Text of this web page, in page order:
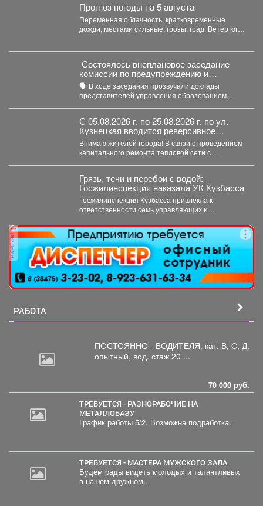
Прогноз погоды на 5 августа
Переменная облачность, кратковременные
дожди, местами сильные, грозы, град. Ветер юго-
Состоялось внеплановое заседание
комиссии по предупреждению и
ликвидации чрезвычайных ситуаций и
пожарной безопасности
🗣️ В ходе заседания прозвучали доклады
представителей управления образованием,
С 05.08.2026 г. по 25.08.2026 г. по ул.
Кузнецкая вводится реверсивное
движения для автотранспорта
Внимаю жителей города! В связи с проведением
капитального ремонта тепловой сети с
Грязь, течи и перебои с водой:
Госжилинспекция наказала УК Кузбасса
Госжилинспекция Кузбасса привлекла к
ответственности семь управляющих и
содержании домов...
реклама
РАБОТА
ПОСТОЯННО - ВОДИТЕЛЯ, кат. В, С, Д,
опытный, вод. стаж 20 ...
70 000 руб.
ТРЕБУЕТСЯ - РАЗНОРАБОЧИЕ НА
МЕТАЛЛОБАЗУ
График работы 5/2. Возможна подработка..
ТРЕБУЕТСЯ - МАСТЕРА МУЖСКОГО ЗАЛА
Будем рады видеть молодых и талантливых
в нашем дружном...